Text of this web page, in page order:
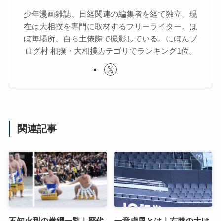
少年漫画雑誌、日経関連の編集者を経て独立。現
在は大相撲を専門に取材するフリーライター。ほ
ぼ毎場所、自ら土俵際で撮影している。にほんブ
ログ村 相撲・大相撲カテゴリでランキング1位。
関連記事